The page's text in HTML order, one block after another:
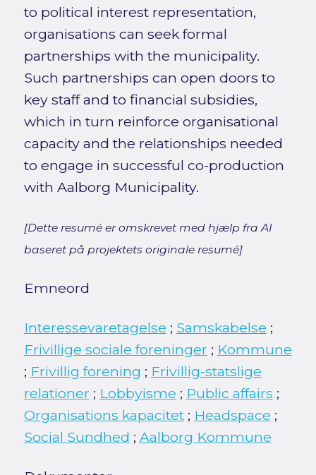
to political interest representation,
organisations can seek formal
partnerships with the municipality.
Such partnerships can open doors to
key staff and to financial subsidies,
which in turn reinforce organisational
capacity and the relationships needed
to engage in successful co-production
with Aalborg Municipality.
[Dette resumé er omskrevet med hjælp fra AI
baseret på projektets originale resumé]
Emneord
Interessevaretagelse ; Samskabelse ;
Frivillige sociale foreninger ; Kommune
; Frivillig forening ; Frivillig-statslige
relationer ; Lobbyisme ; Public affairs ;
Organisations kapacitet; Headspace ;
Social Sundhed ; Aalborg Kommune